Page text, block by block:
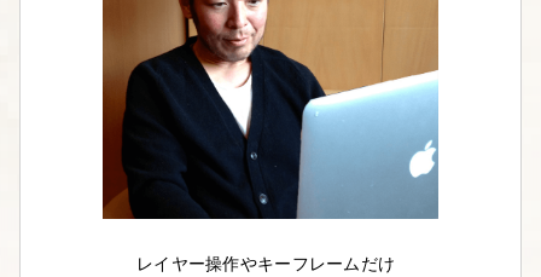
レイヤー操作やキーフレームだけ